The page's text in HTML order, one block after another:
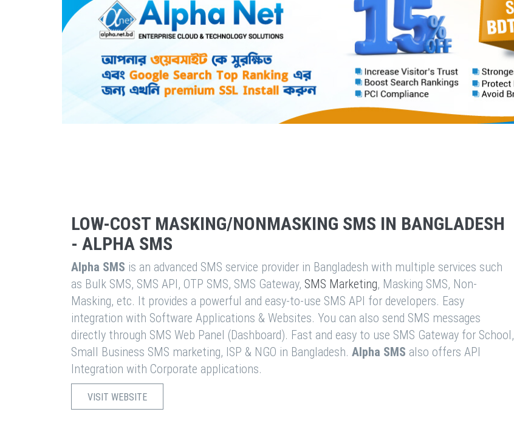
LOW-COST MASKING/NONMASKING SMS IN BANGLADESH
- ALPHA SMS
Alpha SMS is an advanced SMS service provider in Bangladesh with multiple services such
as Bulk SMS, SMS API, OTP SMS, SMS Gateway, SMS Marketing, Masking SMS, Non-
Masking, etc. It provides a powerful and easy-to-use SMS API for developers. Easy
integration with Software Applications & Websites. You can also send SMS messages
directly through SMS Web Panel (Dashboard). Fast and easy to use SMS Gateway for School,
Small Business SMS marketing, ISP & NGO in Bangladesh. Alpha SMS also offers API
Integration with Corporate applications.
VISIT WEBSITE